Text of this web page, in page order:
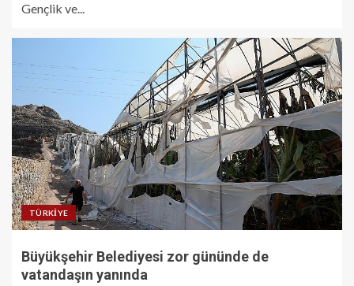
Gençlik ve...
TÜRKIYE
Büyükşehir Belediyesi zor gününde de
vatandaşın yanında